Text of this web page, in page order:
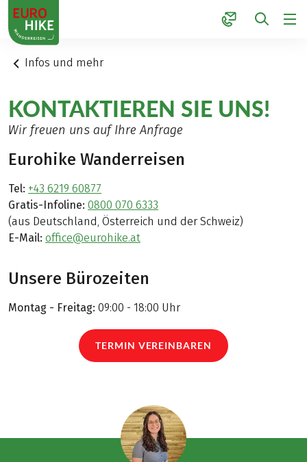
1
Infos und mehr
KONTAKTIEREN SIE UNS!
Wir freuen uns auf Ihre Anfrage
Eurohike Wanderreisen
Tel: +43 6219 60877
Gratis-Infoline: 0800 070 6333
(aus Deutschland, Österreich und der Schweiz)
E-Mail: office@eurohike.at
Unsere Bürozeiten
Montag - Freitag: 09:00 - 18:00 Uhr
TERMIN VEREINBAREN